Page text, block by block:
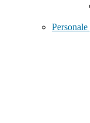
Personale